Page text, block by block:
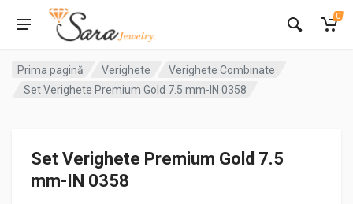
0
Prima pagină Verighete
Verighete Combinate
Set Verighete Premium Gold 7.5 mm-IN 0358
Set Verighete Premium Gold 7.5
mm-IN 0358